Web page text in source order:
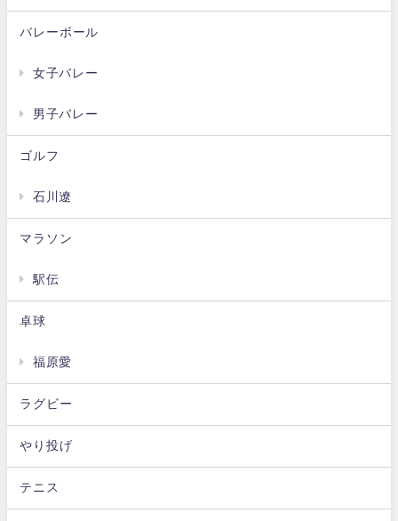
バレーボール
女子バレー
男子バレー
ゴルフ
石川遼
マラソン
駅伝
卓球
福原愛
ラグビー
やり投げ
テニス